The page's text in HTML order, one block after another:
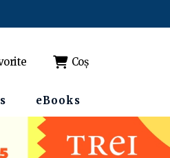
Coș
eBooks